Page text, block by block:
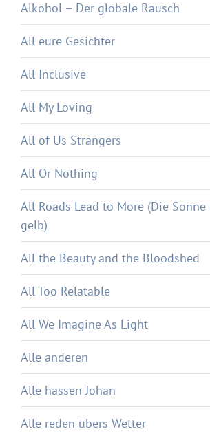
Alkohol – Der globale Rausch
All eure Gesichter
All Inclusive
All My Loving
All of Us Strangers
All Or Nothing
All Roads Lead to More (Die
gelb)
All the Beauty and the Bloodshed
All Too Relatable
All We Imagine As Light
Alle anderen
Alle hassen Johan
Alle reden übers Wetter